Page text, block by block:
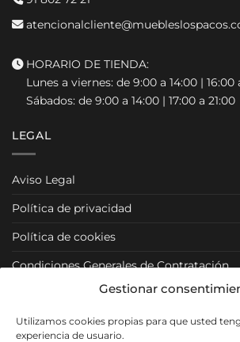
Gestionar
Utilizamos cookies propias para que usted
experiencia de usuario.
HORARIO DE TIENDA:
Lunes a viernes: de 9:00 a 14:00 | 16:00
Sábados: de 9:00 a 14:00 | 17:00 a 21:00
LEGAL
Aviso Legal
Política de privacidad
Política de cookies
Condiciones Generales de Contratación
Condiciones Particulares
Política de Venta y Cancelación/